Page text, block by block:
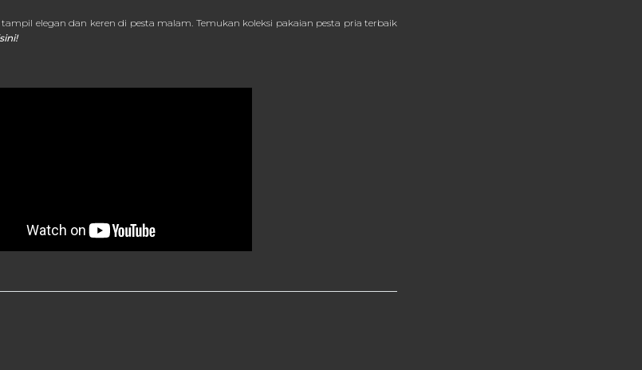
elegan dan keren di pesta malam. Temukan koleksi pakaian pesta pria terbaik